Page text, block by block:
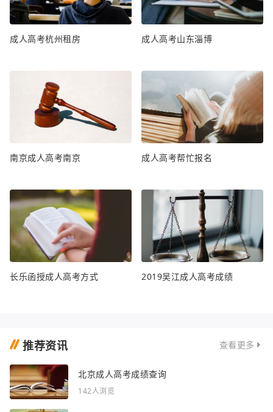
成人高考杭州租房 成人高考山东淄博
南京成人高考南京 成人高考帮忙报名
长乐函授成人高考方式 2019吴江成人高考成绩
推荐资讯 查看更多
北京成人高考成绩查询
142人浏览